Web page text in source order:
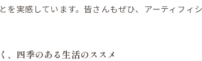
を実感しています。皆さんもぜひ、アーティフィ
、四季のある生活のススメ